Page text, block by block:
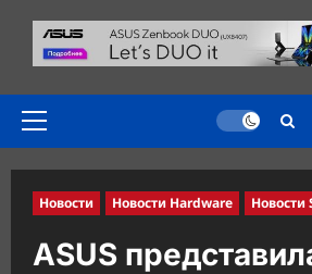
Основное
Новости Новости Hardware Новости
ASUS